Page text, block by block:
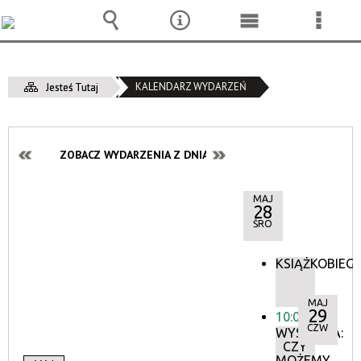
Jesteś Tutaj KALENDARZ WYDARZEŃ
ZOBACZ WYDARZENIA Z DNIA:
MAJ
28
ŚRO
KSIĄŻKOBIEG
10:00
WYSTAWA:
CZY
MAJ
29
CZW
Wyszukiwarka
NarzędziaMenu
Menu